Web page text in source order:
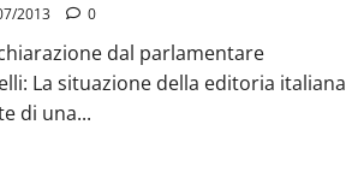
2013 0
dal parlamentare
La situazione della editoria italiana
di una...